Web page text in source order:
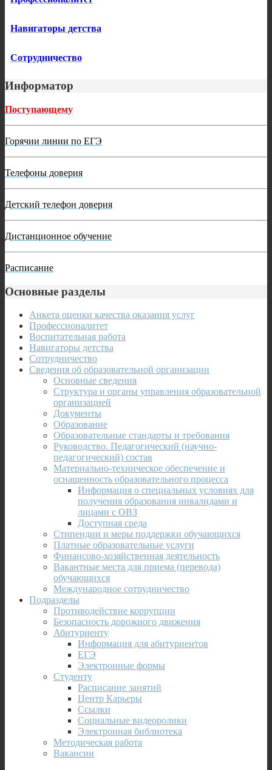
Навигаторы детства
Сотрудничество
Информатор
Поступающему
Горячии линии по ЕГЭ
Телефоны доверия
Детский телефон доверия
Дистанционное обучение
Расписание
Основные разделы
Анкета оценки качества оказания услуг
Профессионалитет
Воспитательная работа
Навигаторы детства
Сотрудничество
Сведения об образовательной организации
Основные сведения
Структура и органы управления образовательной
организацией
Документы
Образование
Образовательные стандарты и требования
Руководство. Педагогический (научно-
педагогический) состав
Материально-техническое обеспечение и
оснащенность образовательного процесса
Информация о специальных условиях для
получения образования инвалидами и
лицами с ОВЗ
Доступная среда
Стипендии и меры поддержки обучающихся
Платные образовательные услуги
Финансово-хозяйственная деятельность
Вакантные места для приема (перевода)
обучающихся
Международное сотрудничество
Подразделы
Противодействие коррупции
Безопасность дорожного движения
Абитуриенту
Информация для абитуриентов
ЕГЭ
Электронные формы
Студенту
Расписание занятий
Центр Карьеры
Ссылки
Социальные видеоролики
Электронная библиотека
Методическая работа
Вакансии